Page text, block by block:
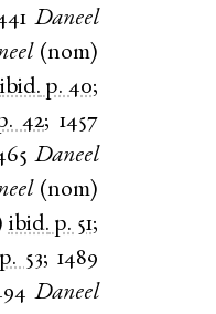
Daneel
(nom)
ibid. p. 40;
42; 1457
Daneel
(nom)
ibid. p. 51;
p. 53; 1489
Daneel